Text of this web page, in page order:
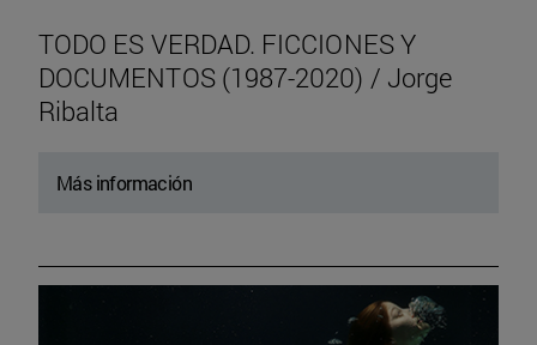
TODO ES VERDAD. FICCIONES Y
DOCUMENTOS (1987-2020) / Jorge
Ribalta
Más información